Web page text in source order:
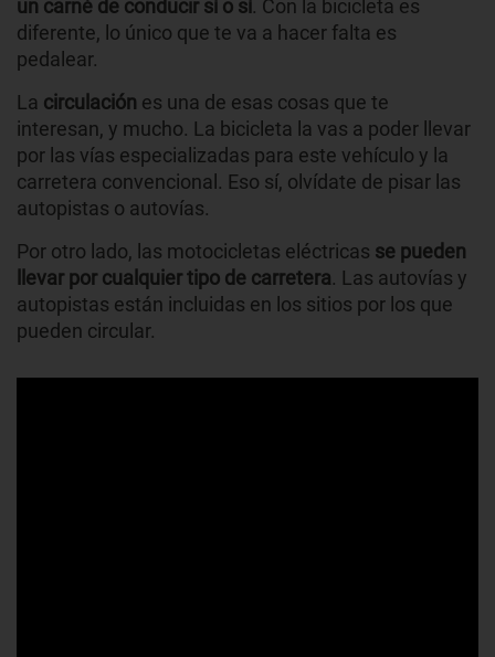
un carné de conducir sí o sí . Con la bicicleta es
diferente, lo único que te va a hacer falta es
pedalear.
La circulación es una de esas cosas que te
interesan, y mucho. La bicicleta la vas a poder llevar
por las vías especializadas para este vehículo y la
carretera convencional. Eso sí, olvídate de pisar las
autopistas o autovías.
Por otro lado, las motocicletas eléctricas se pueden
llevar por cualquier tipo de carretera. Las autovías y
autopistas están incluidas en los sitios por los que
pueden circular.